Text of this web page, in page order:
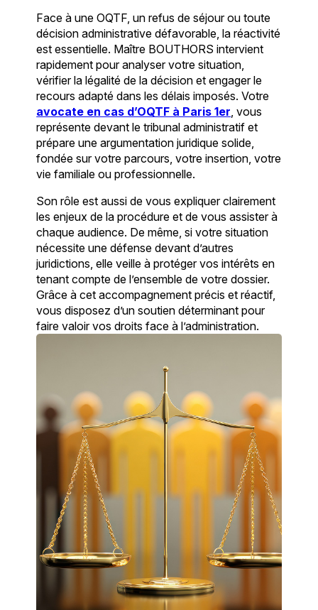
Face à une OQTF, un refus de séjour ou toute
décision administrative défavorable, la réactivité
est essentielle. Maître BOUTHORS intervient
rapidement pour analyser votre situation,
vérifier la légalité de la décision et engager le
recours adapté dans les délais imposés. Votre
avocate en cas d’OQTF à Paris 1er , vous
représente devant le tribunal administratif et
prépare une argumentation juridique solide,
fondée sur votre parcours, votre insertion, votre
vie familiale ou professionnelle.
Son rôle est aussi de vous expliquer clairement
les enjeux de la procédure et de vous assister à
chaque audience. De même, si votre situation
nécessite une défense devant d’autres
juridictions, elle veille à protéger vos intérêts en
tenant compte de l’ensemble de votre dossier.
Grâce à cet accompagnement précis et réactif,
vous disposez d’un soutien déterminant pour
faire valoir vos droits face à l’administration.